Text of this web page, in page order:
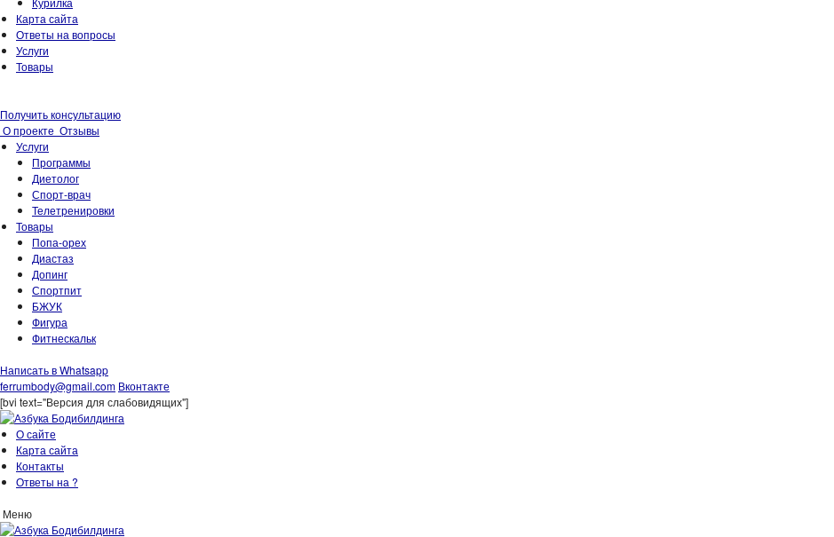
Карта сайта
Ответы на вопросы
Услуги
Товары
Получить консультацию
О проекте Отзывы
Услуги
Программы
Диетолог
Спорт-врач
Телетренировки
Товары
Попа-орех
Диастаз
Допинг
Спортпит
БЖУК
Фигура
Фитнескальк
Написать в Whatsapp
ferrumbody@gmail.com Вконтакте
[bvi text="Версия для слабовидящих"]
О сайте
Карта сайта
Контакты
Ответы на ?
Меню